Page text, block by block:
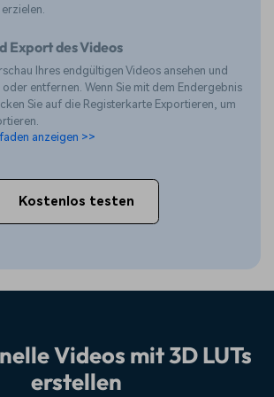
Export des Videos
Ihres endgültigen Videos ansehen und
oder entfernen. Wenn Sie mit dem Endergebnis
Sie auf die Registerkarte Exportieren, um
anzeigen >>
Kostenlos testen
Videos mit 3D LUTs
erstellen